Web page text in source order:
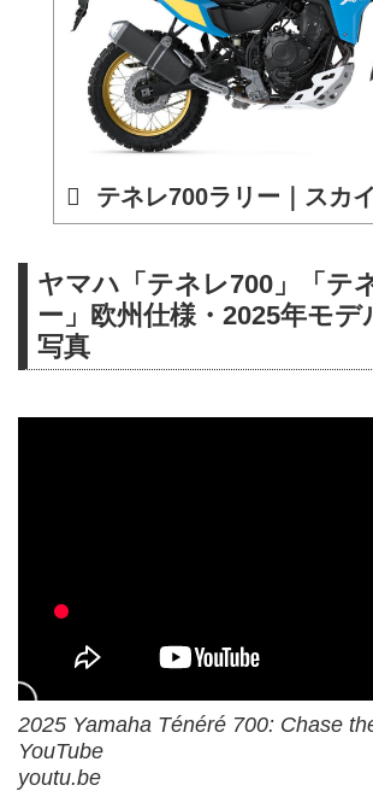
テネレ700ラリー｜スカ
ヤマハ「テネレ700」「テ
ー」欧州仕様・2025年モデ
写真
2025 Yamaha Ténéré 700: Chase
YouTube
youtu.be